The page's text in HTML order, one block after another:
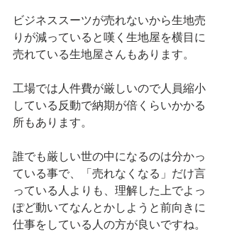
ビジネススーツが売れないから生地売
りが減っていると嘆く生地屋を横目に
売れている生地屋さんもあります。
工場では人件費が厳しいので人員縮小
している反動で納期が倍くらいかかる
所もあります。
誰でも厳しい世の中になるのは分かっ
ている事で、「売れなくなる」だけ言
っている人よりも、理解した上でよっ
ぽど動いてなんとかしようと前向きに
仕事をしている人の方が良いですね。